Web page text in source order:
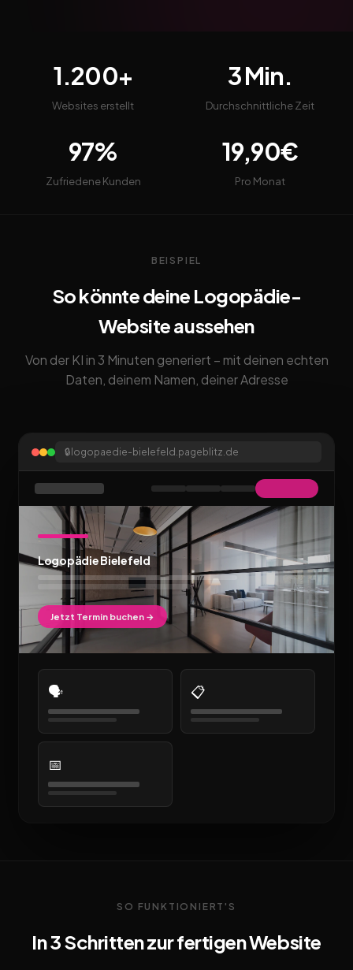
1.200+
Websites erstellt
3 Min.
Durchschnittliche Zeit
97%
Zufriedene Kunden
19,90€
Pro Monat
BEISPIEL
So könnte deine Logopädie-
Website aussehen
Von der KI in 3 Minuten generiert – mit deinen echten
Daten, deinem Namen, deiner Adresse
🔒 logopaedie-bielefeld.pageblitz.de
Logopädie Bielefeld
Jetzt Termin buchen →
🗣️ 📋
📅
SO FUNKTIONIERT'S
In 3 Schritten zur fertigen Website